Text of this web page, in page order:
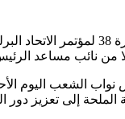
الشعب اليوم